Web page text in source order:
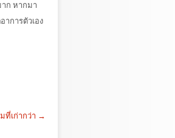
ก หากมา
าการตัวเอง
ที่เก่ากว่า →